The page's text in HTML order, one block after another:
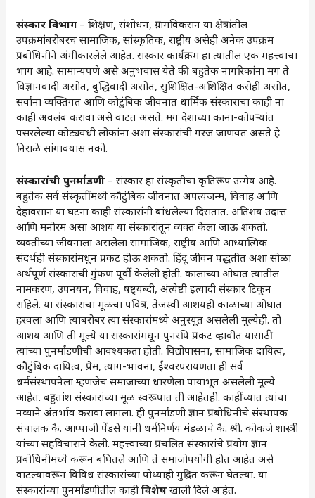
संस्कार विभाग – शिक्षण, संशोधन, ग्रामविकसन या क्षेत्रांतील
उपक्रमांबरोबरच सामाजिक, सांस्कृतिक, राष्ट्रीय असेही अनेक उपक्रम
प्रबोधिनीने अंगीकारलेले आहेत. संस्कार कार्यक्रम हा त्यांतील एक महत्त्वाचा
भाग आहे. सामान्यपणे असे अनुभवास येते की बहुतेक नागरिकांना मग ते
विज्ञानवादी असोत, बुद्धिवादी असोत, सुशिक्षित-अशिक्षित कसेही असोत,
सर्वांना व्यक्तिगत आणि कौटुंबिक जीवनात धार्मिक संस्काराचा काही ना
काही अवलंब करावा असे वाटत असते. मग देशाच्या काना-कोपऱ्यांत
पसरलेल्या कोट्यवधी लोकांना अशा संस्कारांची गरज जाणवत असते हे
निराळे सांगावयास नको.
संस्कारांची पुनर्मांडणी – संस्कार हा संस्कृतीचा कृतिरूप उन्मेष आहे.
बहुतेक सर्व संस्कृतींमध्ये कौटुंबिक जीवनात अपत्यजन्म, विवाह आणि
देहावसान या घटना काही संस्कारांनी बांधलेल्या दिसतात. अतिशय उदात्त
आणि मनोरम असा आशय या संस्कारांतून व्यक्त केला जाऊ शकतो.
व्यक्तीच्या जीवनाला असलेला सामाजिक, राष्ट्रीय आणि आध्यात्मिक
संदर्भही संस्कारांमधून प्रकट होऊ शकतो. हिंदू जीवन पद्धतीत अशा सोळा
अर्थपूर्ण संस्कारांची गुंफण पूर्वी केलेली होती. कालाच्या ओघात त्यांतील
नामकरण, उपनयन, विवाह, षष्ट्यब्दी, अंत्येष्टी इत्यादी संस्कार टिकून
राहिले. या संस्कारांचा मूळचा पवित्र, तेजस्वी आशयही काळाच्या ओघात
हरवला आणि त्याबरोबर त्या संस्कारांमध्ये अनुस्यूत असलेली मूल्येही. तो
आशय आणि ती मूल्ये या संस्कारांमधून पुनरपि प्रकट व्हावीत यासाठी
त्यांच्या पुनर्मांडणीची आवश्यकता होती. विद्योपासना, सामाजिक दायित्व,
कौटुंबिक दायित्व, प्रेम, त्याग-भावना, ईश्वरपरायणता ही सर्व
धर्मसंस्थापनेला म्हणजेच समाजाच्या धारणेला पायाभूत असलेली मूल्ये
आहेत. बहुतांश संस्कारांच्या मूळ स्वरूपात ती आहेतही. काहींच्यात त्यांचा
नव्याने अंतर्भाव करावा लागला. ही पुनर्मांडणी ज्ञान प्रबोधिनीचे संस्थापक
संचालक कै. आप्पाजी पेंडसे यांनी धर्मनिर्णय मंडळाचे कै. श्री. कोकजे शास्त्री
यांच्या सहविचाराने केली. महत्त्वाच्या प्रचलित संस्कारांचे प्रयोग ज्ञान
प्रबोधिनीमध्ये करून बघितले आणि ते समाजोपयोगी होत आहेत असे
वाटल्यावरून विविध संस्कारांच्या पोथ्याही मुद्रित करून घेतल्या. या
संस्कारांच्या पुनर्मांडणीतील काहीविशेष खाली दिले आहेत.